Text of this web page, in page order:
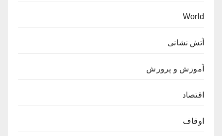
World
آتش نشانی
آموزش و پرورش
اقتصاد
اوقاف